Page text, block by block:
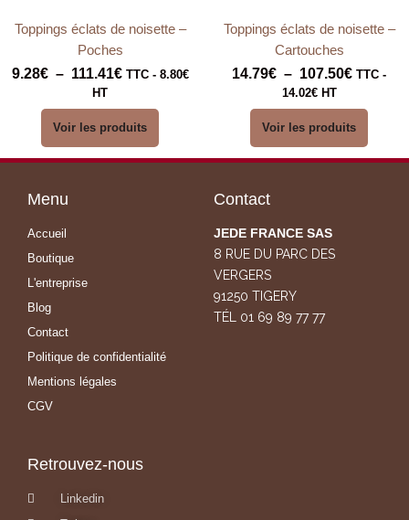
Toppings éclats de noisette –
Poches
9.28€ – 111.41€ TTC - 8.80€
HT
Voir les produits
Toppings éclats de noisette –
Cartouches
14.79€ – 107.50€ TTC -
14.02€HT
Voir les produits
Menu
Accueil
Boutique
L'entreprise
Blog
Contact
Politique de confidentialité
Mentions légales
CGV
Contact
JEDE FRANCE SAS
8 RUE DU PARC DES
VERGERS
91250 TIGERY
TÉL 01 69 89 77 77
Retrouvez-nous
Linkedin